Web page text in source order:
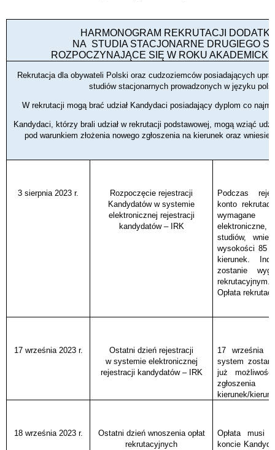
HARMONOGRAM REKRUTACJI
NA STUDIA STACJONARNE DRUGIEGO
ROZPOCZYNAJĄCE SIĘ W ROKU
Rekrutacja dla obywateli Polski oraz cudzoziemców posiadających
studiów stacjonarnych prowadzonych w języku
W rekrutacji mogą brać udział Kandydaci posiadający dyplom co
Kandydaci, którzy brali udział w rekrutacji podstawowej, mogą wziąć
pod warunkiem złożenia nowego zgłoszenia na kierunek oraz
3 sierpnia 2023 r.
Rozpoczęcie rejestracji
Kandydatów w systemie
elektronicznej rejestracji
kandydatów – IRK
Podczas
konto
wymagane
elektroniczne,
studiów,
wysokości 85
kierunek.
zostanie
rekrutacyjnym.
Opłata
17 września 2023 r.
Ostatni dzień rejestracji
w systemie elektronicznej
rejestracji kandydatów – IRK
17 września
system
już
kierunek/
18 września 2023 r.
Ostatni dzień wnoszenia opłat
rekrutacyjnych
Opłata musi
koncie